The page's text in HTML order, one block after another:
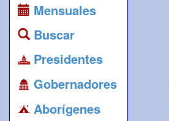
Mensuales
Buscar
Presidentes
Gobernadores
Aborígenes